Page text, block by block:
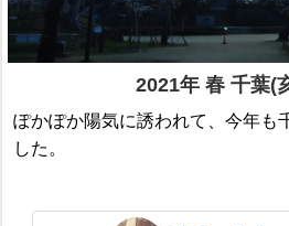
2021年 春 千葉(
ぽかぽか陽気に誘われて、今年も
した。